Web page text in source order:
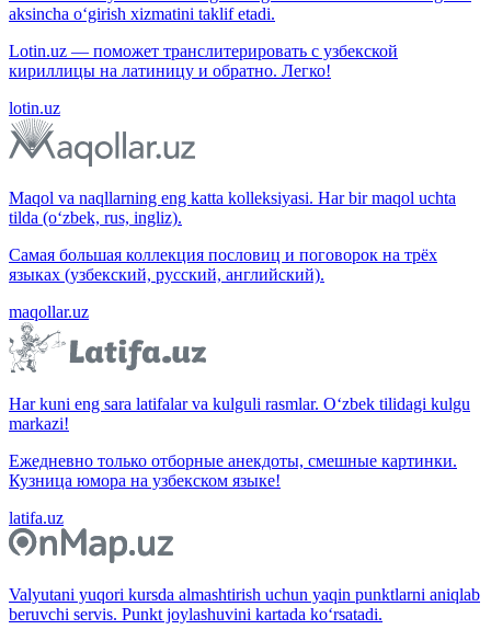
aksincha o‘girish xizmatini taklif etadi.
Lotin.uz — поможет транслитерировать с узбекской
кириллицы на латиницу и обратно. Легко!
lotin.uz
Maqol va naqllarning eng katta kolleksiyasi. Har bir maqol uchta
tilda (o‘zbek, rus, ingliz).
Самая большая коллекция пословиц и поговорок на трёх
языках (узбекский, русский, английский).
maqollar.uz
Har kuni eng sara latifalar va kulguli rasmlar. O‘zbek tilidagi kulgu
markazi!
Ежедневно только отборные анекдоты, смешные картинки.
Кузница юмора на узбекском языке!
latifa.uz
Valyutani yuqori kursda almashtirish uchun yaqin punktlarni aniqlab
beruvchi servis. Punkt joylashuvini kartada ko‘rsatadi.